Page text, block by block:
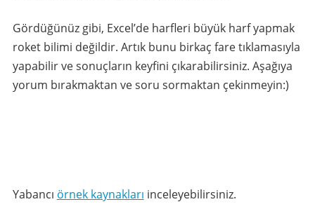
Gördüğünüz gibi, Excel’de harfleri büyük harf yapmak
roket bilimi değildir. Artık bunu birkaç fare tıklamasıyla
yapabilir ve sonuçların keyfini çıkarabilirsiniz. Aşağıya
yorum bırakmaktan ve soru sormaktan çekinmeyin:)
Yabancı örnek kaynakları inceleyebilirsiniz.